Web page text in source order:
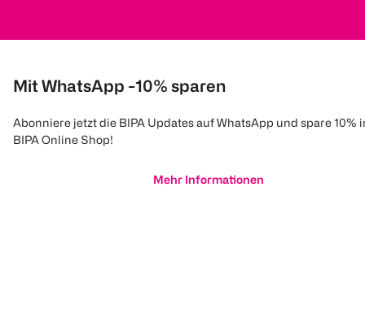
Mit WhatsApp -10% sparen
Abonniere jetzt die BIPA Updates auf WhatsApp und spare 10%
BIPA Online Shop!
Mehr Informationen